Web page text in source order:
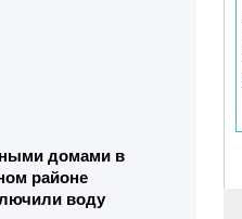
домами в
районе
воду